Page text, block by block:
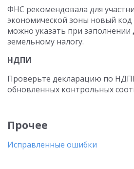
ФНС рекомендовала для
экономической зоны новый код
можно указать при заполнении
земельному налогу.
НДПИ
Проверьте декларацию по
обновленных контрольных
Прочее
Исправленные ошибки